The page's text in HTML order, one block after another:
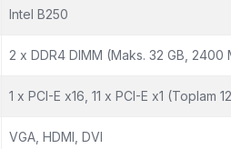
Intel B250
2 x DDR4 DIMM (Maks. 32 GB,
1 x PCI-E x16, 11 x PCI-E x1 (Toplam
VGA, HDMI, DVI